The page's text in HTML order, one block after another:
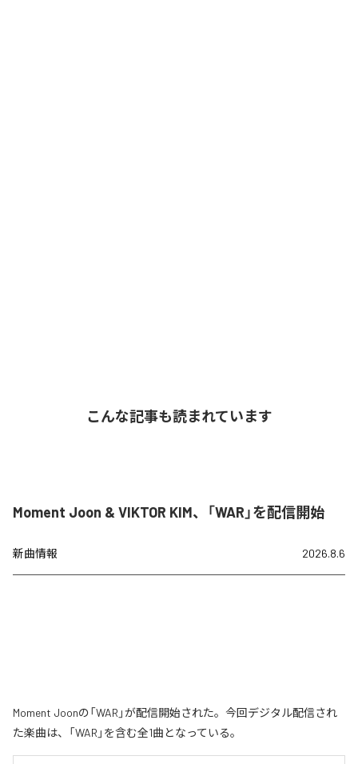
こんな記事も読まれています
Moment Joon & VIKTOR KIM、「WAR」を配信開始
新曲情報 2026.8.6
Moment Joonの「WAR」が配信開始された。今回デジタル配信され
た楽曲は、「WAR」を含む全1曲となっている。